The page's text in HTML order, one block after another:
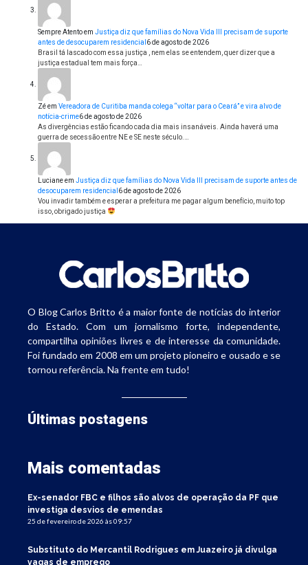
Sempre Atentoem Justiça diz que famílias do Nova Vida III precisam de suporte
antes de desocuparem residencial 6 de agosto de 2026
Brasil tá lascado com essa justiça , nem elas se entendem, quer dizer que a
justiça estadual tem mais força…
Zéem Vereadora de Curitiba manda colega “voltar para o Ceará” e vira alvo de
notícia-crime6 de agosto de 2026
As divergências estão ficando cada dia mais insanáveis. Ainda haverá uma
guerra de secessão entre NE e SE neste século.…
Lucianeem Justiça diz que famílias do Nova Vida III precisam de suporte antes de
desocuparem residencial 6 de agosto de 2026
Vou invadir também e esperar a prefeitura me pagar algum benefício, muito top
isso, obrigado justiça
O Blog Carlos Britto é a maior fonte de notícias do interior
do Estado. Com um jornalismo forte, independente,
compartilha opiniões livres e de interesse da comunidade.
Foi fundado em 2008 em um projeto pioneiro e ousado e se
tornou referência. Na frente em tudo!
Últimas postagens
Mais comentadas
Ex-senador FBC e filhos são alvos de operação da PF que
investiga desvios de emendas
25 de fevereiro de 2026 às 09:57
Substituto do Mercantil Rodrigues em Juazeiro já divulga
vagas de emprego